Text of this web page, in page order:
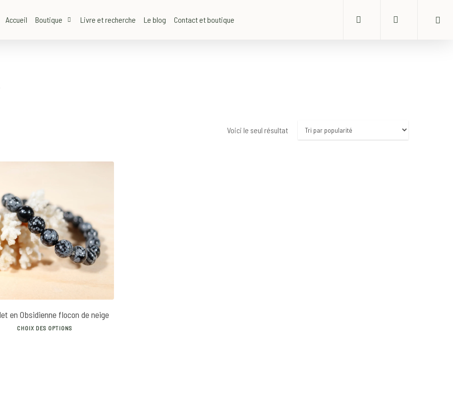
Accueil Boutique Livre et recherche Le blog Contact et boutique
Voici le seul résultat
16€
en Obsidienne flocon de neige
CHOIX DES OPTIONS